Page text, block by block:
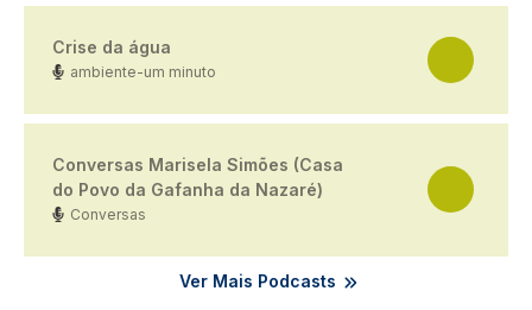
Crise da água
ambiente-um minuto
Conversas Marisela Simões (Casa
do Povo da Gafanha da Nazaré)
Conversas
Ver Mais Podcasts